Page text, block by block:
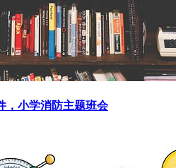
，小学消防主题班会